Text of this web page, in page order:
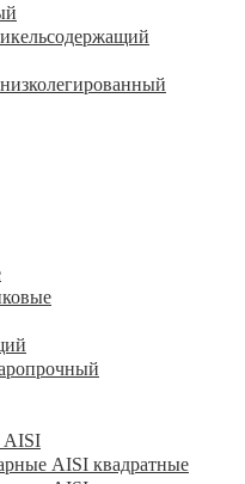
AISI
AISI квадратные